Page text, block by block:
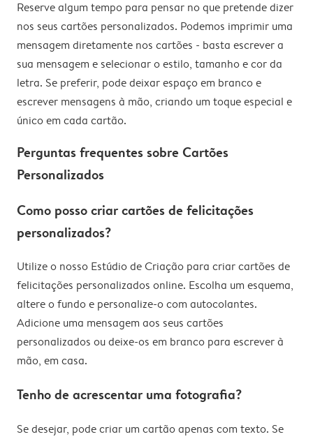
Reserve algum tempo para pensar no que pretende dizer
nos seus cartões personalizados. Podemos imprimir uma
mensagem diretamente nos cartões - basta escrever a
sua mensagem e selecionar o estilo, tamanho e cor da
letra. Se preferir, pode deixar espaço em branco e
escrever mensagens à mão, criando um toque especial e
único em cada cartão.
Perguntas frequentes sobre Cartões
Personalizados
Como posso criar cartões de felicitações
personalizados?
Utilize o nosso Estúdio de Criação para criar cartões de
felicitações personalizados online. Escolha um esquema,
altere o fundo e personalize-o com autocolantes.
Adicione uma mensagem aos seus cartões
personalizados ou deixe-os em branco para escrever à
mão, em casa.
Tenho de acrescentar uma fotografia?
Se desejar, pode criar um cartão apenas com texto. Se